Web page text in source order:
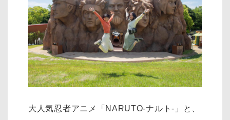
大人気忍者アニメ「NARUTO-ナルト-」と、